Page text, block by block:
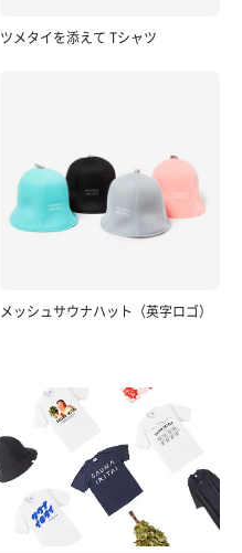
ツメタイを添えて Tシャツ
メッシュサウナハット（英字ロゴ）